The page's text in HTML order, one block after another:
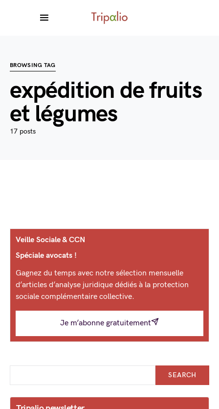
BROWSING TAG
expédition de fruits
et légumes
17 posts
Veille Sociale & CCN
Spéciale avocats !
Gagnez du temps avec notre sélection mensuelle
d’articles d’analyse juridique dédiés à la protection
sociale complémentaire collective.
Je m’abonne gratuitement
SEARCH